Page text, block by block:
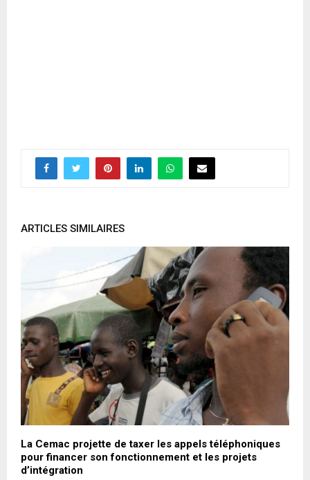
ARTICLES SIMILAIRES
La Cemac projette de taxer les appels téléphoniques
pour financer son fonctionnement et les projets
d’intégration